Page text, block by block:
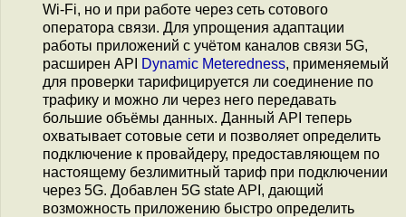
Wi-Fi, но и при работе через сеть сотового
оператора связи. Для упрощения адаптации
работы приложений с учётом каналов связи 5G,
расширен API
Dynamic Meteredness, применяемый
для проверки тарифицируется ли соединение по
трафику и можно ли через него передавать
большие объёмы данных. Данный API теперь
охватывает сотовые сети и позволяет определить
подключение к провайдеру, предоставляющем по
настоящему безлимитный тариф при подключении
через 5G. Добавлен 5G state API, дающий
возможность приложению быстро определить